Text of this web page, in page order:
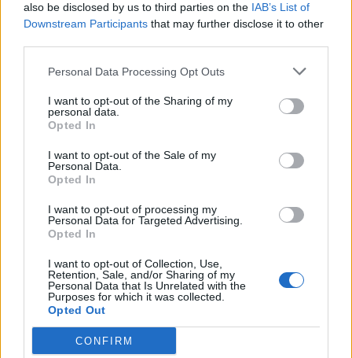
also be disclosed by us to third parties on the IAB’s List of
Downstream Participants that may further disclose it to other
Personal Data Processing Opt Outs
I want to opt-out of the Sharing of my
personal data.
Opted In
I want to opt-out of the Sale of my
Personal Data.
Opted In
I want to opt-out of processing my
Personal Data for Targeted Advertising.
Opted In
I want to opt-out of Collection, Use,
Retention, Sale, and/or Sharing of my
Personal Data that Is Unrelated with the
Purposes for which it was collected.
Opted Out
CONFIRM
Anno di Fondazione:
Città:Manchester
Presidente:Avram Glazer e Joel Glazer
ALBO D'ORO
Premier League:
FA Cup:13
League Cup:6
FA Community Shield:21
Champions League:
Supercoppa Europea:1
Coppa del Mondo per Club: